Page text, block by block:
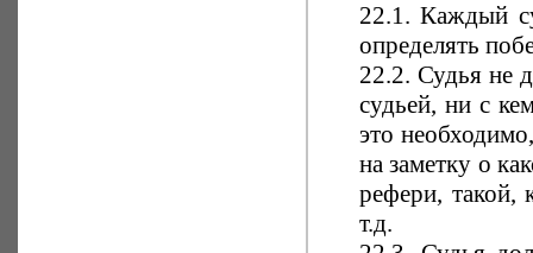
22.1. Каждый
определять
22.2. Судья не
судьей, ни с
это
на заметку о
рефери, такой,
т.д.